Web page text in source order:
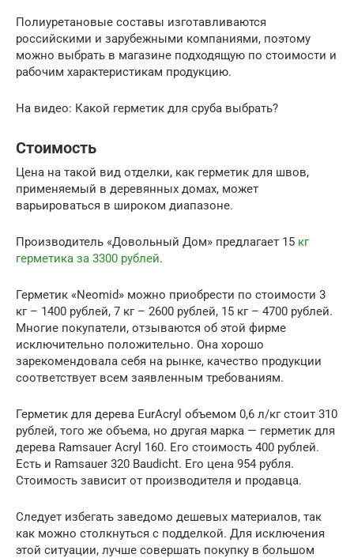
Полиуретановые составы изготавливаются
российскими и зарубежными компаниями, поэтому
можно выбрать в магазине подходящую по стоимости и
рабочим характеристикам продукцию.
На видео: Какой герметик для сруба выбрать?
Стоимость
Цена на такой вид отделки, как герметик для швов,
применяемый в деревянных домах, может
варьироваться в широком диапазоне.
Производитель «Довольный Дом» предлагает 15 кг
герметика за 3300 рублей.
Герметик «Neomid» можно приобрести по стоимости 3
кг – 1400 рублей, 7 кг – 2600 рублей, 15 кг – 4700 рублей.
Многие покупатели, отзываются об этой фирме
исключительно положительно. Она хорошо
зарекомендовала себя на рынке, качество продукции
соответствует всем заявленным требованиям.
Герметик для дерева EurAcryl объемом 0,6 л/кг стоит 310
рублей, того же объема, но другая марка — герметик для
дерева Ramsauer Acryl 160. Его стоимость 400 рублей.
Есть и Ramsauer 320 Baudicht. Его цена 954 рубля.
Стоимость зависит от производителя и продавца.
Следует избегать заведомо дешевых материалов, так
как можно столкнуться с подделкой. Для исключения
этой ситуации, лучше совершать покупку в большом